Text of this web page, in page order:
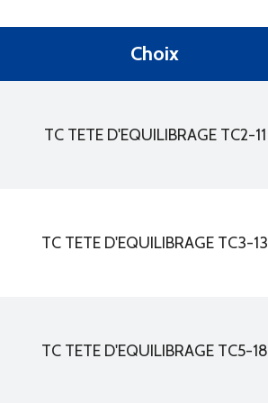
Choix
TC TETE D'EQUILIBRAGE TC2-11
TC TETE D'EQUILIBRAGE TC3-13
TC TETE D'EQUILIBRAGE TC5-18